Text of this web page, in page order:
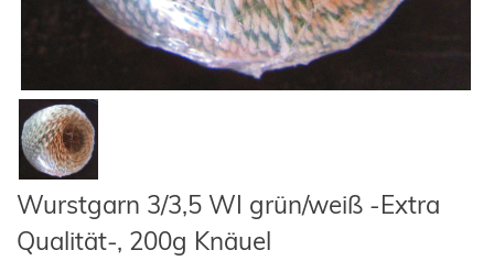
Wurstgarn 3/3,5 WI grün/weiß -Extra
Qualität-, 200g Knäuel